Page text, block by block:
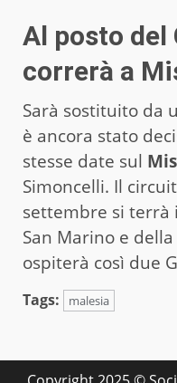
Al posto del
correrà a
Sarà sostituito da
è ancora stato
stesse date sul
Simoncelli. Il
settembre si terrà
San Marino e
ospiterà così due
Tags: malesia